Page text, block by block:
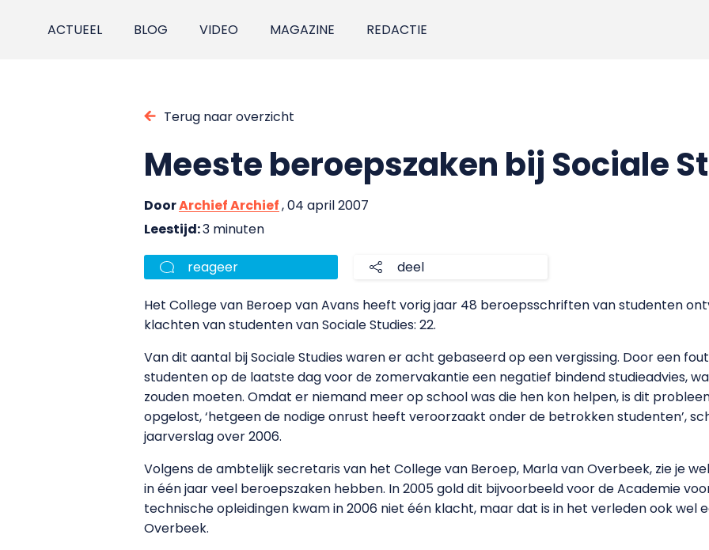
ACTUEEL BLOG VIDEO MAGAZINE REDACTIE
Terug naar overzicht
Meeste beroepszaken bij Sociale
DoorArchief Archief, 04 april 2007
Leestijd:3 minuten
reageer deel
Het College van Beroep van Avans heeft vorig jaar 48 beroepsschriften van studenten
klachten van studenten van Sociale Studies: 22.
Van dit aantal bij Sociale Studies waren er acht gebaseerd op een vergissing. Door een
studenten op de laatste dag voor de zomervakantie een negatief bindend studieadvies,
zouden moeten. Omdat er niemand meer op school was die hen kon helpen, is dit
opgelost, ‘hetgeen de nodige onrust heeft veroorzaakt onder de betrokken studenten’,
jaarverslag over 2006.
Volgens de ambtelijk secretaris van het College van Beroep, Marla van Overbeek, zie je
in één jaar veel beroepszaken hebben. In 2005 gold dit bijvoorbeeld voor de Academie
technische opleidingen kwam in 2006 niet één klacht, maar dat is in het verleden ook wel
Overbeek.